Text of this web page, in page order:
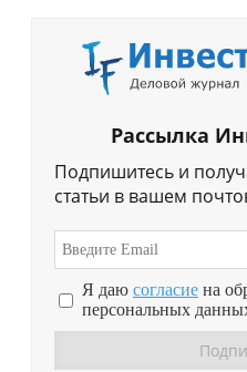
Рассылка
Подпишитесь и
статьи в вашем
Я даю согласие на
персональных